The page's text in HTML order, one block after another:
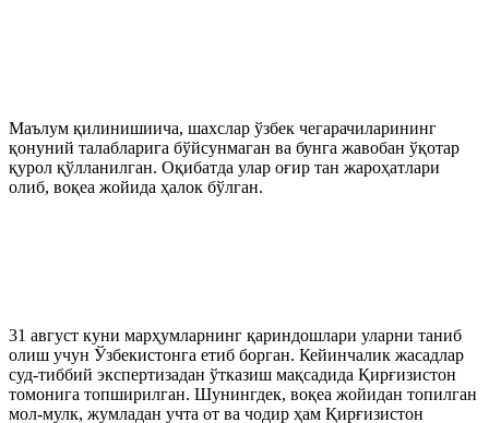
Маълум қилинишиича, шахслар ўзбек чегарачиларининг
қонуний талабларига бўйсунмаган ва бунга жавобан ўқотар
қурол қўлланилган. Оқибатда улар оғир тан жароҳатлари
олиб, воқеа жойида ҳалок бўлган.
31 август куни марҳумларнинг қариндошлари уларни таниб
олиш учун Ўзбекистонга етиб борган. Кейинчалик жасадлар
суд-тиббий экспертизадан ўтказиш мақсадида Қирғизистон
томонига топширилган. Шунингдек, воқеа жойидан топилган
мол-мулк, жумладан учта от ва чодир ҳам Қирғизистон